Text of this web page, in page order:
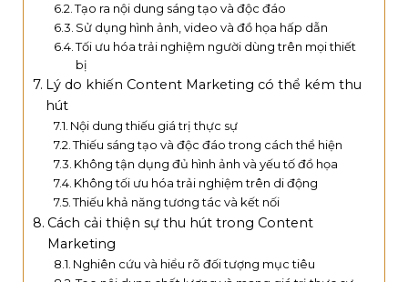
Tạo ra nội dung sáng tạo và độc đáo
Sử dụng hình ảnh, video và đồ họa hấp dẫn
Tối ưu hóa trải nghiệm người dùng trên mọi thiết
bị
Lý do khiến Content Marketing có thể kém thu
hút
Nội dung thiếu giá trị thực sự
Thiếu sáng tạo và độc đáo trong cách thể hiện
Không tận dụng đủ hình ảnh và yếu tố đồ họa
Không tối ưu hóa trải nghiệm trên di động
Thiếu khả năng tương tác và kết nối
Cách cải thiện sự thu hút trong Content
Marketing
Nghiên cứu và hiểu rõ đối tượng mục tiêu